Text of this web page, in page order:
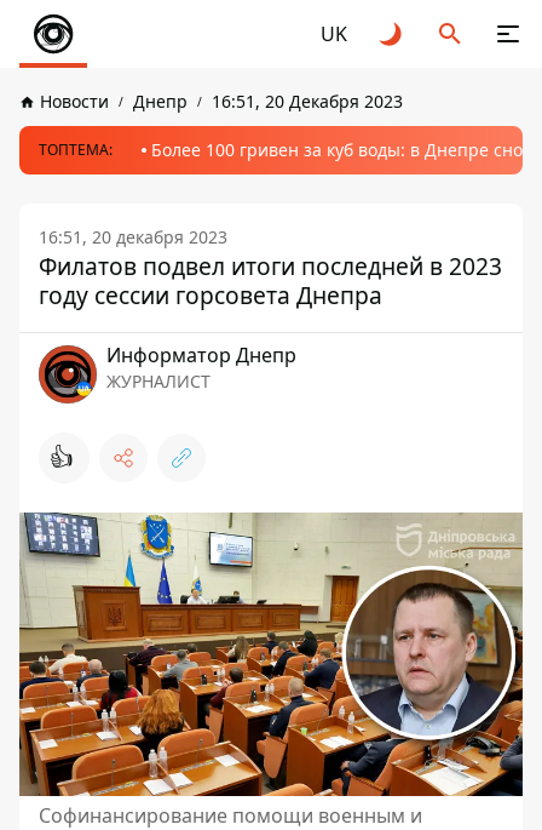
UK
Новости Днепр 16:51, 20 Декабря 2023
ТОПТЕМА: Более 100 гривен за куб воды: в Днепре
16:51, 20 декабря 2023
Филатов подвел итоги последней в 2023
году сессии горсовета Днепра
Информатор Днепр
ЖУРНАЛИСТ
👍
Софинансирование помощи военным и